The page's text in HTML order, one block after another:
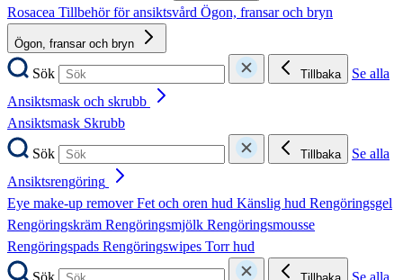
Rosacea Tillbehör för ansiktsvård Ögon, fransar och bryn
Ögon, fransar och bryn
Sök Tillbaka
Se alla
Ansiktsmask och skrubb
Ansiktsmask Skrubb
Sök
Tillbaka
Se alla
Ansiktsrengöring
Eye make-up removerFet och oren hud Känslig hud Rengöringsgel
Rengöringskräm Rengöringsmjölk Rengöringsmousse
Rengöringspads Rengöringswipes Torr hud